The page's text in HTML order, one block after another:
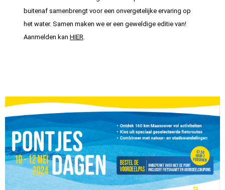
buitenaf samenbrengt voor een onvergetelijke ervaring op
het water. Samen maken we er een geweldige editie van!
Aanmelden kanHIER.